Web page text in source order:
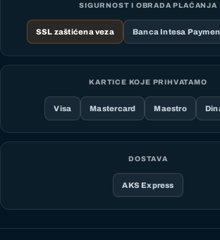
SIGURNOST I OBRADA PLAĆANJA
SSL zaštićena veza Banca Intesa
KARTICE KOJE PRIHVATAMO
Visa Mastercard Maestro
DOSTAVA
AKS Express